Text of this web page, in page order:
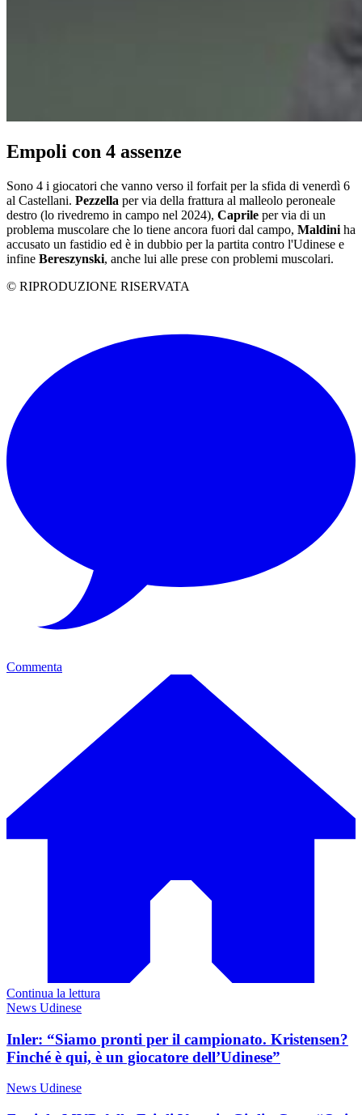
Empoli con 4 assenze
Sono 4 i giocatori che vanno verso il forfait per la sfida di venerdì 6
al Castellani. Pezzella per via della frattura al malleolo peroneale
destro (lo rivedremo in campo nel 2024), Caprile per via di un
problema muscolare che lo tiene ancora fuori dal campo, Maldini ha
accusato un fastidio ed è in dubbio per la partita contro l'Udinese e
infine Bereszynski, anche lui alle prese con problemi muscolari.
© RIPRODUZIONE RISERVATA
Commenta
Continua la lettura
News Udinese
Inler: “Siamo pronti per il campionato. Kristensen?
Finché è qui, è un giocatore dell’Udinese”
News Udinese